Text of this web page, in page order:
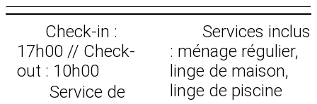
Check-in :
17h00 // Check-
out : 10h00
Service de
Services inclus
: ménage régulier,
linge de maison,
linge de piscine